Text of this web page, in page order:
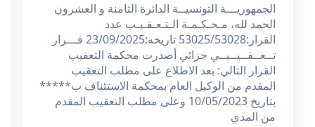
الجمهوريـــة التونسيــة الدائرة الثامنة و العشرون
الحمد لله، مـحـكـمـة الـتـعـقـيـب عدد
القرار:53025/53028 تاريخه:23/09/2025 قـــرار
تــعــقــيــبــي جزائي أصدرت محكمة التعقيب
القرار التالي: بعد الاطلاع على مطلب التعقيب
المقدم من الوكيل العام بمحكمة الاستئناف ب*****
بتاريخ 10/05/2023 وعلى مطلب التعقيب المقدم
من المدي